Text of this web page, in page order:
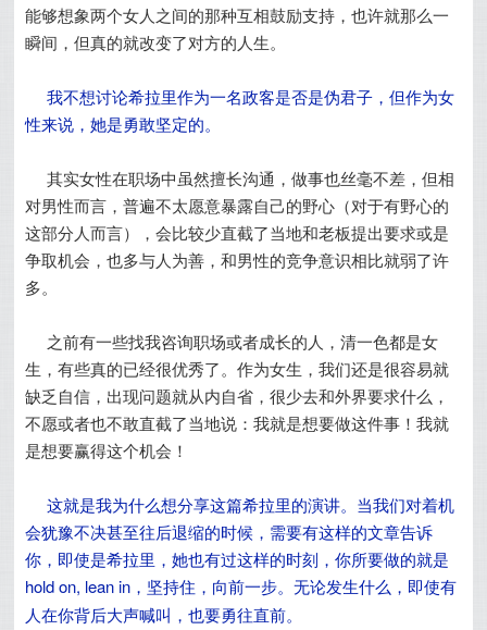
能够想象两个女人之间的那种互相鼓励支持，也许就那么一
瞬间，但真的就改变了对方的人生。
我不想讨论希拉里作为一名政客是否是伪君子，但作为女
性来说，她是勇敢坚定的。
其实女性在职场中虽然擅长沟通，做事也丝毫不差，但相
对男性而言，普遍不太愿意暴露自己的野心（对于有野心的
这部分人而言），会比较少直截了当地和老板提出要求或是
争取机会，也多与人为善，和男性的竞争意识相比就弱了许
多。
之前有一些找我咨询职场或者成长的人，清一色都是女
生，有些真的已经很优秀了。作为女生，我们还是很容易就
缺乏自信，出现问题就从内自省，很少去和外界要求什么，
不愿或者也不敢直截了当地说：我就是想要做这件事！我就
是想要赢得这个机会！
这就是我为什么想分享这篇希拉里的演讲。当我们对着机
会犹豫不决甚至往后退缩的时候，需要有这样的文章告诉
你，即使是希拉里，她也有过这样的时刻，你所要做的就是
hold on, lean in，坚持住，向前一步。无论发生什么，即使有
人在你背后大声喊叫，也要勇往直前。